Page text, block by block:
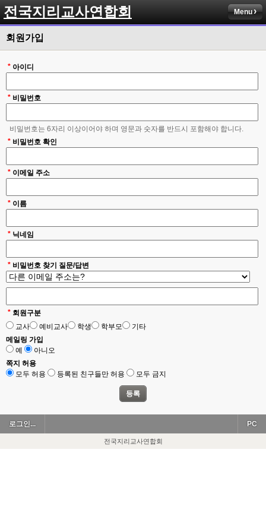
전국지리교사연합회 Menu
회원가입
아이디
*
비밀번호
*
비밀번호는 6자리 이상이어야 하며 영문과 숫자를 반드시 포함해야 합니다.
비밀번호 확인
*
* 이메일 주소
* 이름
* 닉네임
* 비밀번호 찾기 질문/답변
* 회원구분
교사
예비교사 학생 학부모
기타
메일링 가입
예
아니오
쪽지 허용
모두 허용
등록된 친구들만 허용 모두 금지
로그인... PC
전국지리교사연합회